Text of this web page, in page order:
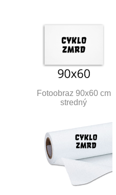
Fotoobraz 90x60 cm
stredný